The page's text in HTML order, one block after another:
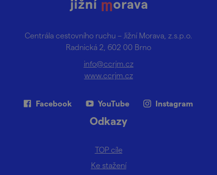
Centrála cestovního ruchu – Jižní Morava, z.s.p.o.
Radnická 2, 602 00 Brno
info@ccrjm.cz
www.ccrjm.cz
Facebook YouTube Instagram
Odkazy
TOP cíle
Ke stažení